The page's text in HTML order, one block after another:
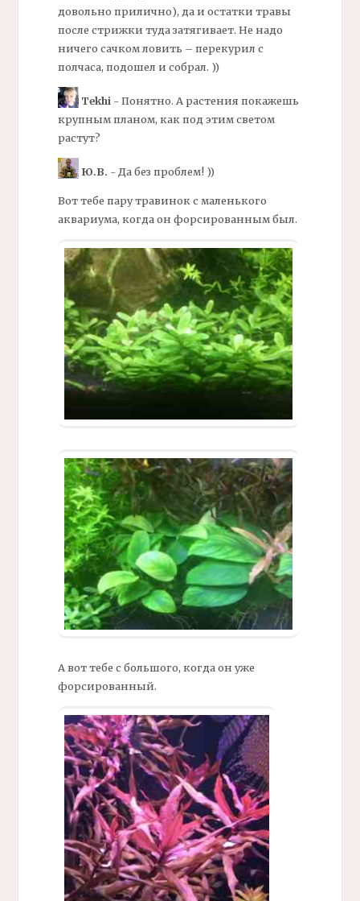
довольно прилично), да и остатки травы
после стрижки туда затягивает. Не надо
ничего сачком ловить – перекурил с
полчаса, подошел и собрал. ))
Tekhi - Понятно. А растения покажешь
крупным планом, как под этим светом
растут?
Ю.В. - Да без проблем! ))
Вот тебе пару травинок с маленького
аквариума, когда он форсированным был.
А вот тебе с большого, когда он уже
форсированный.